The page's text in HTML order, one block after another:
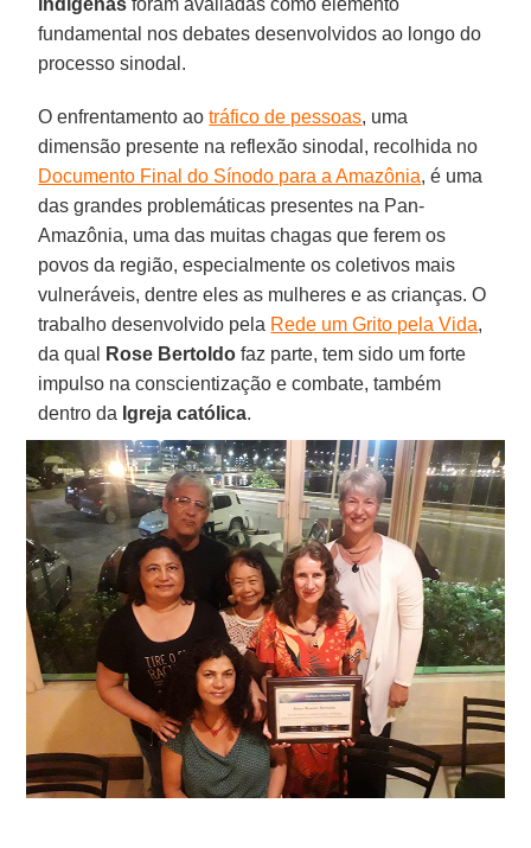
indígenas foram avaliadas como elemento
fundamental nos debates desenvolvidos ao longo do
processo sinodal.
O enfrentamento aotráfico de pessoas, uma
dimensão presente na reflexão sinodal, recolhida no
Documento Final do Sínodo para a Amazônia, é uma
das grandes problemáticas presentes na Pan-
Amazônia, uma das muitas chagas que ferem os
povos da região, especialmente os coletivos mais
vulneráveis, dentre eles as mulheres e as crianças. O
trabalho desenvolvido pela Rede um Grito pela Vida,
da qual
Rose Bertoldo faz parte, tem sido um forte
impulso na conscientização e combate, também
dentro da Igreja católica.